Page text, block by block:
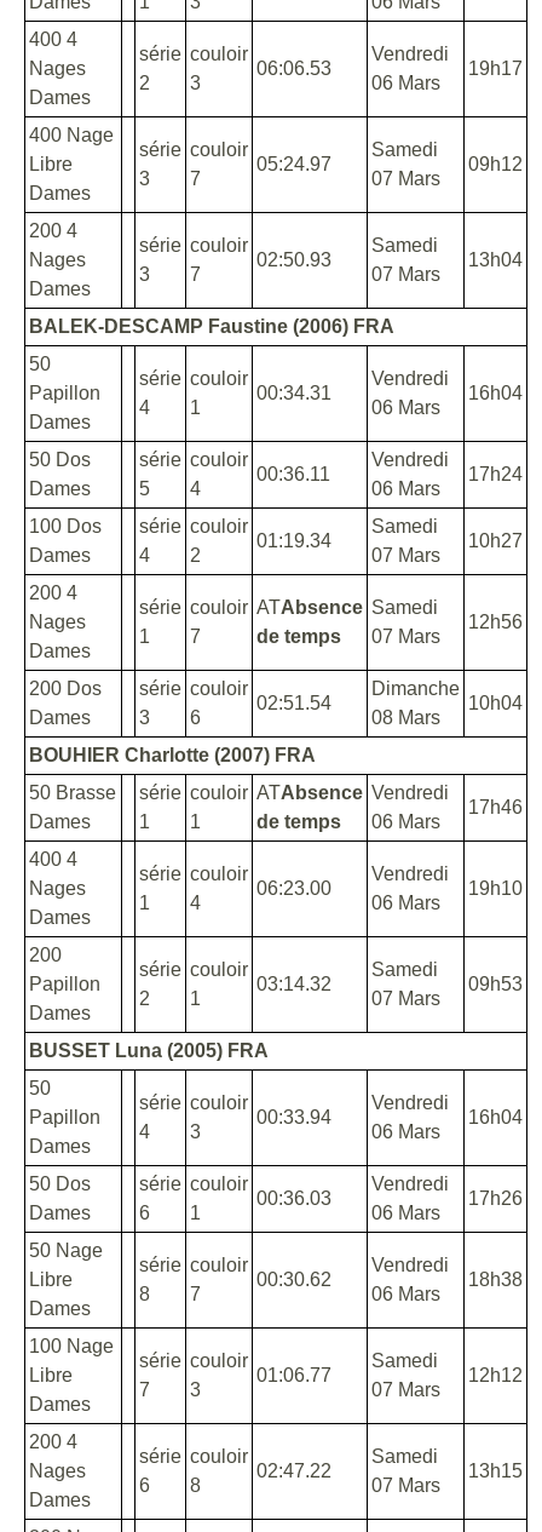
400 4
Nages
Dames
série
2
couloir
3
06:06.53
Vendredi
06 Mars
19h17
400 Nage
Libre
Dames
série
3
couloir
7
05:24.97
Samedi
07 Mars
09h12
200 4
Nages
Dames
série
3
couloir
7
02:50.93
Samedi
07 Mars
13h04
BALEK-DESCAMP Faustine (2006) FRA
50
Papillon
Dames
série
4
couloir
1
00:34.31
Vendredi
06 Mars
16h04
50 Dos
Dames
série
5
couloir
4
00:36.11
Vendredi
06 Mars
17h24
100 Dos
Dames
série
4
couloir
2
01:19.34
Samedi
07 Mars
10h27
200 4
Nages
Dames
série
1
couloir
7
ATAbsence
de temps
Samedi
07 Mars
12h56
200 Dos
Dames
série
3
couloir
6
02:51.54
Dimanche
08 Mars
10h04
BOUHIER Charlotte (2007) FRA
50 Brasse
Dames
série
1
couloir
1
ATAbsence
de temps
Vendredi
06 Mars
17h46
400 4
Nages
Dames
série
1
couloir
4
06:23.00
Vendredi
06 Mars
19h10
200
Papillon
Dames
série
2
couloir
1
03:14.32
Samedi
07 Mars
09h53
BUSSET Luna (2005) FRA
50
Papillon
Dames
série
4
couloir
3
00:33.94
Vendredi
06 Mars
16h04
50 Dos
Dames
série
6
couloir
1
00:36.03
Vendredi
06 Mars
17h26
50 Nage
Libre
Dames
série
8
couloir
7
00:30.62
Vendredi
06 Mars
18h38
100 Nage
Libre
Dames
série
7
couloir
3
01:06.77
Samedi
07 Mars
12h12
200 4
Nages
Dames
série
6
couloir
8
02:47.22
Samedi
07 Mars
13h15